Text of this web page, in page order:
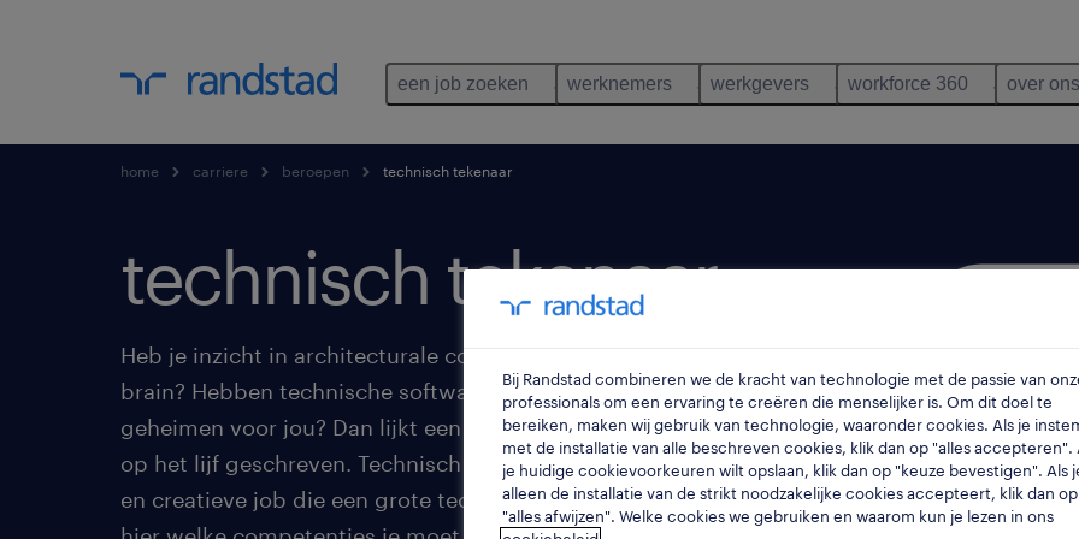
een job zoeken werknemers werkgevers workforce 360 over ons
home carriere beroepen technisch tekenaar
technisch tekenaar.
Heb je inzicht in architecturale constructies en een cijfermatig
brain? Hebben technische software en tekenprogramma's geen
geheimen voor jou? Dan lijkt een job als technisch tekenaar je
op het lijf geschreven. Technisch tekenaar is een afwisselende
en creatieve job die een grote technische kennis vereist. Lees
Bij Randstad combineren we de kracht van technologie met de passie van
professionals om een ervaring te creëren die menselijker is. Om dit doel te
bereiken, maken wij gebruik van technologie, waaronder cookies. Als je
met de installatie van alle beschreven cookies, klik dan op "alles accepteren".
je huidige cookievoorkeuren wilt opslaan, klik dan op "keuze bevestigen". Als
alleen de installatie van de strikt noodzakelijke cookies accepteert, klik dan op
"alles afwijzen". Welke cookies we gebruiken en waarom kun je lezen in ons